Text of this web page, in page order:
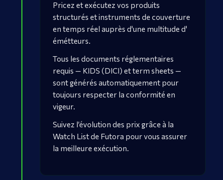
Pricez et exécutez vos produits
structurés et instruments de couverture
en temps réel auprès d'une multitude d'
émétteurs.
Tous les documents réglementaires
requis — KIDS (DICI) et term sheets —
sont générés automatiquement pour
toujours respecter la conformité en
vigeur.
Suivez l’évolution des prix grâce à la
Watch List de Futora pour vous assurer
la meilleure exécution.